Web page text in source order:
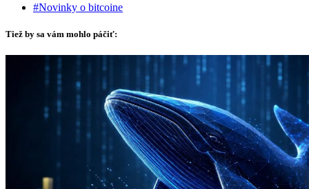
#Novinky o bitcoine
Tiež by sa vám mohlo páčiť: